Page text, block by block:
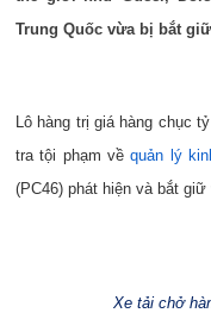
Trung Quốc vừa bị bắt
Lô hàng trị giá hàng chục
tra tội phạm vềquản lý
(PC46) phát hiện và bắt
Xe tải chở